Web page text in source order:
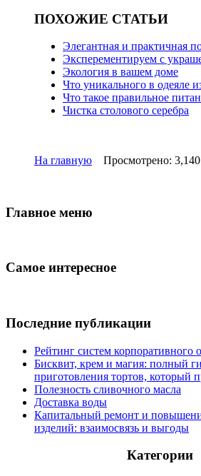
ПОХОЖИЕ СТАТЬИ
Элегантная и практичная
Эксперементируем с
Экология в вашем доме
Что уникального в одеяле
Что такое правильное
Чистка столового серебра
На главную Просмотрено: 3,140
Главное меню
Самое интересное
Последние публикации
Рейтинг систем корпоративного
Бисквит, крем и магия: полный
приготовления тортов, который
Полезность сливочного масла
Доставка воды
Капитальный ремонт и
изделий: взаимосвязь и выгоды
Категории